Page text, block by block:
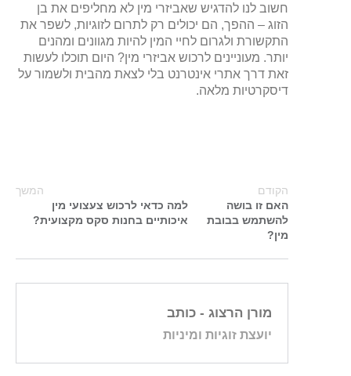
חשוב לנו להדגיש שאביזרי מין לא מחליפים את בן
הזוג – ההפך, הם יכולים רק לתרום לזוגיות, לשפר את
התקשורת ולגרום לחיי המין להיות מגוונים ומהנים
יותר. מעוניינים לרכוש אביזרי מין? היום תוכלו לעשות
זאת דרך אתרי אינטרנט בלי לצאת מהבית ולשמור על
דיסקרטיות מלאה.
הקודם
האם זו בושה
להשתמש בבובת
מין?
המשך
למה כדאי לרכוש צעצועי מין
איכותיים בחנות סקס מקצועית?
מורן הרצוג - כותב
יועצת זוגיות ומיניות